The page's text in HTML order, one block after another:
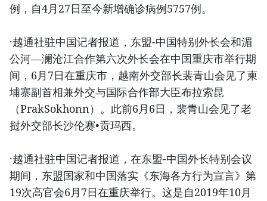
例，自4月27日至今新增确诊病例5757例。
·越通社驻中国记者报道，东盟-中国特别外长会和湄
公河—澜沧江合作第六次外长会在中国重庆市举行期
间，6月7日在重庆市，越南外交部长裴青山会见了柬
埔寨副首相兼外交与国际合作部大臣布拉索昆
（PrakSokhonn）。此前6月6日，裴青山会见了老
挝外交部长沙伦赛•贡玛西。
·越通社驻中国记者报道，在东盟-中国外长特别会议
期间，东盟国家和中国落实《东海各方行为宣言》第
19次高官会6月7日在重庆举行。这是自2019年10月